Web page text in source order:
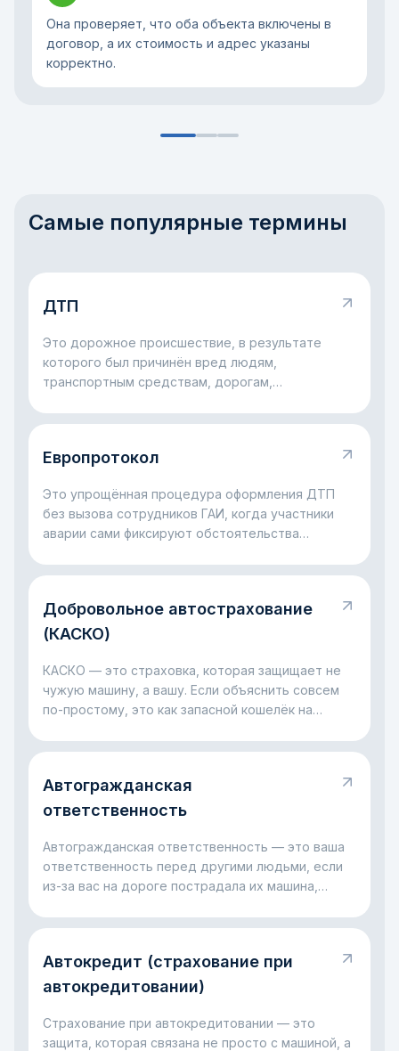
Она проверяет, что оба объекта включены в
договор, а их стоимость и адрес указаны
корректно.
Самые популярные термины
ДТП
Это дорожное происшествие, в результате
которого был причинён вред людям,
транспортным средствам, дорогам,
Европротокол
Это упрощённая процедура оформления ДТП
без вызова сотрудников ГАИ, когда участники
аварии сами фиксируют обстоятельства
Добровольное автострахование
(КАСКО)
КАСКО — это страховка, которая защищает не
чужую машину, а вашу. Если объяснить совсем
по-простому, это как запасной кошелёк на
разбитое стекло, ущерб на парковке, падение
КАСКО помогает не остаться один на один с
крупными расходами, когда с машиной случилась
Автогражданская
ответственность
Автогражданская ответственность — это ваша
ответственность перед другими людьми, если
из-за вас на дороге пострадала их машина,
это правило на случай, когда ошибка за рулём
простая: такая ответственность нужна, чтобы
пострадавший не оставался без компенсации, а
кармана.
Автокредит (страхование при
автокредитовании)
Страхование при автокредитовании — это
защита, которая связана не просто с машиной, а